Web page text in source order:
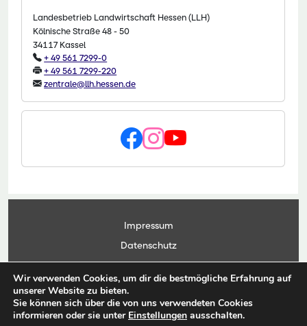
Landesbetrieb Landwirtschaft Hessen (LLH)
Kölnische Straße 48 - 50
34117 Kassel
+ 49 561 7299-0
+ 49 561 7299-220
zentrale@llh.hessen.de
Impressum
Datenschutz
Kontakt
Anwendungsportal
Wir verwenden Cookies, um dir die bestmögliche Erfahrung auf
unserer Website zu bieten.
Sie können sich über die von uns verwendeten Cookies
informieren oder sie unter Einstellungen ausschalten.